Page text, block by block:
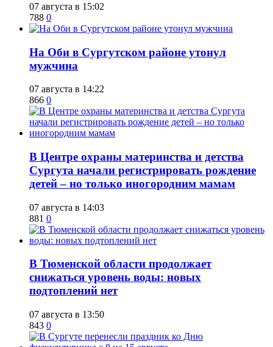
07 августа в 15:02
788 0
​На Оби в Сургутском районе утонул
мужчина
07 августа в 14:22
866 0
​В Центре охраны материнства и детства
Сургута начали регистрировать рождение
детей – но только иногородним мамам
07 августа в 14:03
881 0
​В Тюменской области продолжает
снижаться уровень воды: новых
подтоплений нет
07 августа в 13:50
843 0